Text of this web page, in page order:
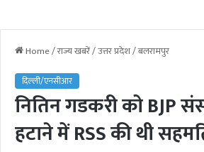
Home/राज्य खबरें/उत्तर प्रदेश/बलरामपुर
दिल्ली/एनसीआर
नितिन गडकरी को BJP
हटाने में RSS की थी